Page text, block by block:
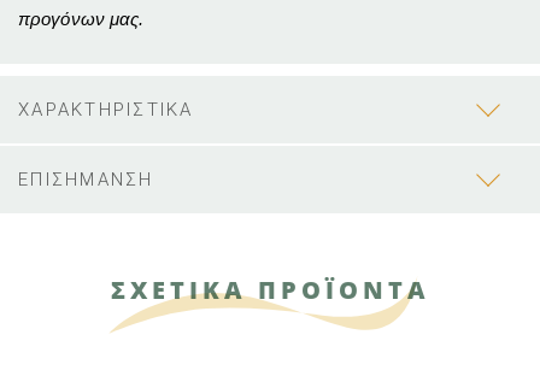
προγόνων μας.
ΧΑΡΑΚΤΗΡΙΣΤΙΚΑ
ΕΠΙΣΗΜΑΝΣΗ
ΣΧΕΤΙΚΑ ΠΡΟΪΟΝΤΑ